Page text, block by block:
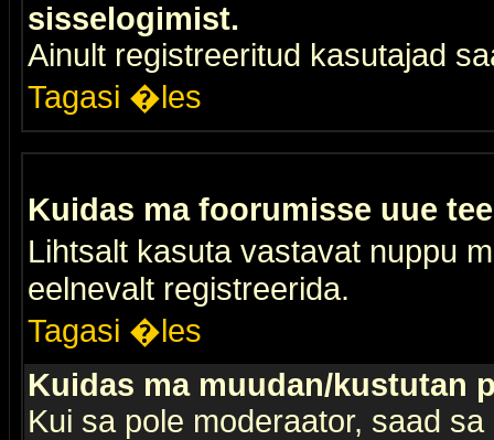
sisselogimist.
Ainult registreeritud kasutajad
Tagasi �les
Kuidas ma foorumisse uue
Lihtsalt kasuta vastavat nuppu
eelnevalt registreerida.
Tagasi �les
Kuidas ma muudan/kustutan
Kui sa pole moderaator, saad